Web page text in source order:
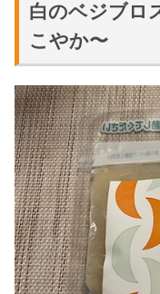
白のベジブロ
こやか〜